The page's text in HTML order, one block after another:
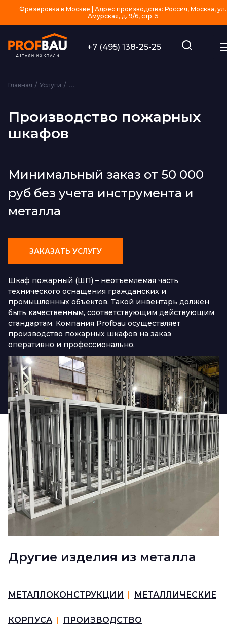
Фрезеровка в Москве | Адрес производства: Россия, Москва, ул.
Амурская, д. 9/6, стр. 5
+7 (495) 138-25-25
Главная Услуги Изготовление изделий из металла на заказ
Производство пожарных
шкафов
Минимальный заказ от 50 000
руб без учета инструмента и
металла
ЗАКАЗАТЬ УСЛУГУ
Шкаф пожарный (ШП) – неотъемлемая часть
технического оснащения гражданских и
промышленных объектов. Такой инвентарь должен
быть качественным, соответствующим действующим
стандартам. Компания Profbau осуществляет
производство пожарных шкафов на заказ
оперативно и профессионально.
Другие изделия из металла
МЕТАЛЛОКОНСТРУКЦИИ МЕТАЛЛИЧЕСКИЕ
КОРПУСА ПРОИЗВОДСТВО